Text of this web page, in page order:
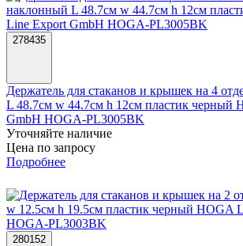
278435
Держатель для стаканов и крышек на 4
L 48.7см w 44.7см h 12см пластик черный
GmbH HOGA-PL3005BK
Уточняйте наличие
Цена по запросу
Подробнее
280152